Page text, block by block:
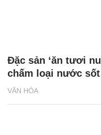
VĂN HÓA
Đặc sản ‘ăn tươi
chấm loại nước